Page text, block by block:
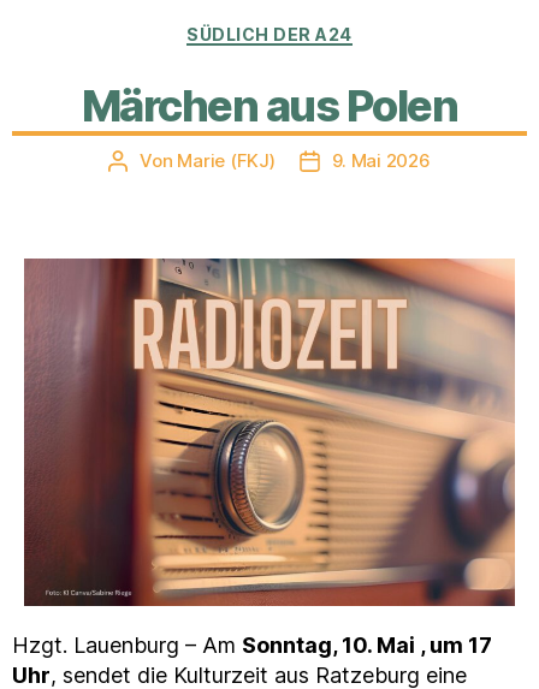
Kategorien
SÜDLICH DER A24
Märchen aus Polen
Beitragsautor
Von Marie (FKJ) Veröffentlichungsdatum
9. Mai 2026
Hzgt. Lauenburg – Am Sonntag, 10. Mai , um 17
Uhr, sendet die Kulturzeit aus Ratzeburg eine